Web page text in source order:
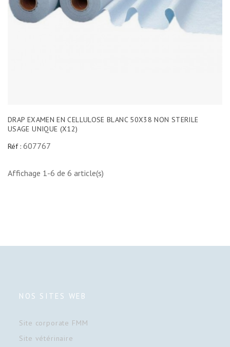
DRAP EXAMEN EN CELLULOSE BLANC 50X38 NON STERILE
USAGE UNIQUE (X12)
Réf : 607767
Affichage 1-6 de 6 article(s)
NOS SITES WEB
Site corporate FMM
Site vétérinaire